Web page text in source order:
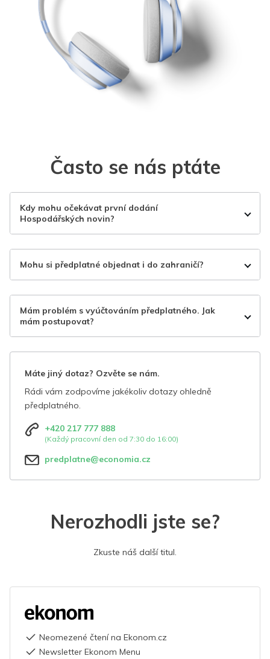
Často se nás ptáte
Kdy mohu očekávat první dodání
Hospodářských novin?
Mohu si předplatné objednat i do zahraničí?
Mám problém s vyúčtováním předplatného. Jak
mám postupovat?
Máte jiný dotaz? Ozvěte se nám.
Rádi vám zodpovíme jakékoliv dotazy ohledně
předplatného.
+420 217 777 888
(Každý pracovní den od 7:30 do 16:00)
predplatne@economia.cz
Nerozhodli jste se?
Zkuste náš další titul.
Neomezené čtení na Ekonom.cz
Newsletter Ekonom Menu